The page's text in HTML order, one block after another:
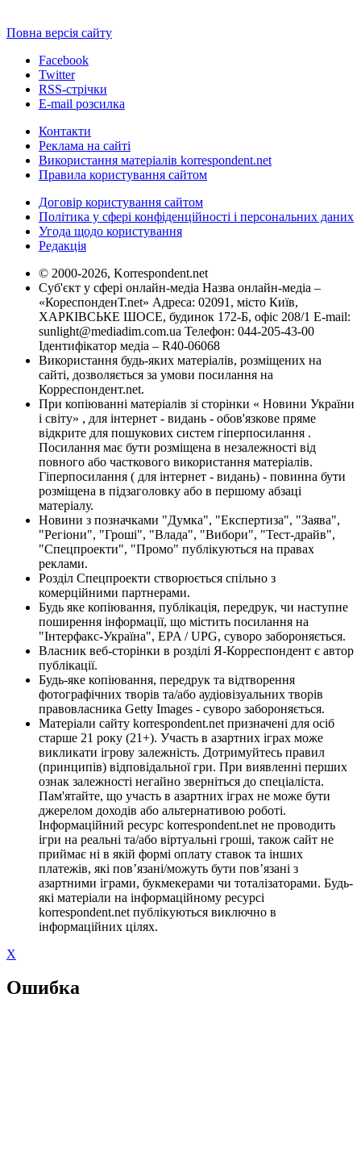
Повна версія сайту
Facebook
Twitter
RSS-стрічки
E-mail розсилка
Контакти
Реклама на сайті
Використання матеріалів korrespondent.net
Правила користування сайтом
Договір користування сайтом
Політика у сфері конфіденційності і персональних даних
Угода щодо користування
Редакція
© 2000-2026, Korrespondent.net
Суб'єкт у сфері онлайн-медіа Назва онлайн-медіа –
«КореспонденТ.net» Адреса: 02091, місто Київ,
ХАРКІВСЬКЕ ШОСЕ, будинок 172-Б, офіс 208/1 E-mail:
sunlight@mediadim.com.ua Телефон: 044-205-43-00
Ідентифікатор медіа – R40-06068
Використання будь-яких матеріалів, розміщених на
сайті, дозволяється за умови посилання на
Корреспондент.net.
При копіюванні матеріалів зі сторінки « Новини України
і світу» , для інтернет - видань - обов'язкове пряме
відкрите для пошукових систем гіперпосилання .
Посилання має бути розміщена в незалежності від
повного або часткового використання матеріалів.
Гіперпосилання ( для інтернет - видань) - повинна бути
розміщена в підзаголовку або в першому абзаці
матеріалу.
Новини з позначками "Думка", "Експертиза", "Заява",
"Регіони", "Гроші", "Влада", "Вибори", "Тест-драйв",
"Спецпроекти", "Промо" публікуються на правах
реклами.
Розділ Спецпроекти створюється спільно з
комерційними партнерами.
Будь яке копіювання, публікація, передрук, чи наступне
поширення інформації, що містить посилання на
"Інтерфакс-Україна", EPA / UPG, суворо забороняється.
Власник веб-сторінки в розділі Я-Корреспондент є автор
публікації.
Будь-яке копіювання, передрук та відтворення
фотографічних творів та/або аудіовізуальних творів
правовласника Getty Images - суворо забороняється.
Матеріали сайту korrespondent.net призначені для осіб
старше 21 року (21+). Участь в азартних іграх може
викликати ігрову залежність. Дотримуйтесь правил
(принципів) відповідальної гри. При виявленні перших
ознак залежності негайно зверніться до спеціаліста.
Пам'ятайте, що участь в азартних іграх не може бути
джерелом доходів або альтернативою роботі.
Інформаційний ресурс korrespondent.net не проводить
ігри на реальні та/або віртуальні гроші, також сайт не
приймає ні в якій формі оплату ставок та інших
платежів, які пов’язані/можуть бути пов’язані з
азартними іграми, букмекерами чи тоталізаторами. Будь-
які матеріали на інформаційному ресурсі
korrespondent.net публікуються виключно в
інформаційних цілях.
X
Ошибка